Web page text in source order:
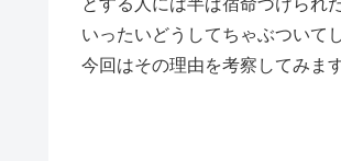
とする人には半ば宿命づけられ
いったいどうしてちゃぶついて
今回はその理由を考察してみます